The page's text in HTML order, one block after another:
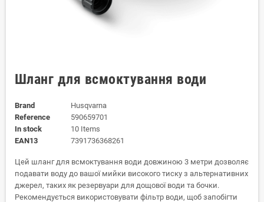
Шланг для всмоктування води
Brand
Husqvarna
Reference
590659701
In stock
10 Items
EAN13
7391736368261
Цей шланг для всмоктування води довжиною 3 метри дозволяє
подавати воду до вашої мийки високого тиску з альтернативних
джерел, таких як резервуари для дощової води та бочки.
Рекомендується використовувати фільтр води, щоб запобігти